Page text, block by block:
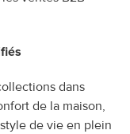
dans
de la maison,
de vie en plein